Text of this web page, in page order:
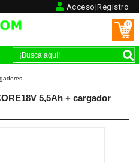
Acceso|Registro
0
5,5Ah + cargador